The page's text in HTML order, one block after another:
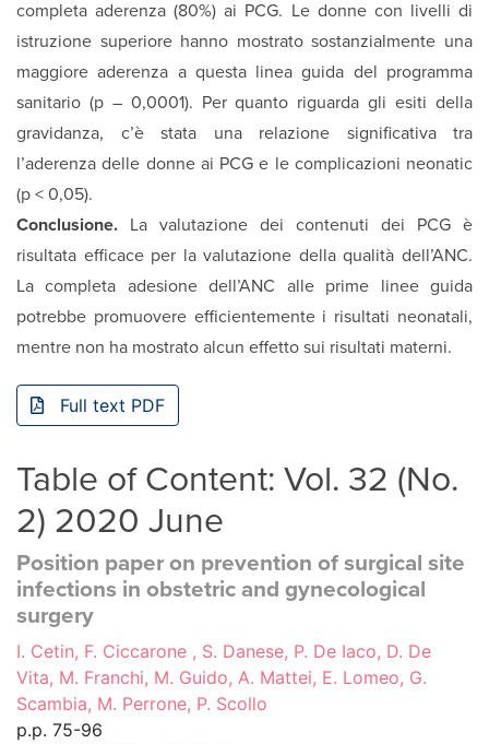
completa aderenza (80%) ai PCG. Le donne con livelli di
istruzione superiore hanno mostrato sostanzialmente una
maggiore aderenza a questa linea guida del programma
sanitario (p – 0,0001). Per quanto riguarda gli esiti della
gravidanza, c’è stata una relazione significativa tra
l’aderenza delle donne ai PCG e le complicazioni neonatic
(p < 0,05).
Conclusione. La valutazione dei contenuti dei PCG è
risultata efficace per la valutazione della qualità dell’ANC.
La completa adesione dell’ANC alle prime linee guida
potrebbe promuovere efficientemente i risultati neonatali,
mentre non ha mostrato alcun effetto sui risultati materni.
Full text PDF
Table of Content: Vol. 32 (No.
2) 2020 June
Position paper on prevention of surgical site
infections in obstetric and gynecological
surgery
I. Cetin, F. Ciccarone , S. Danese, P. De Iaco, D. De
Vita, M. Franchi, M. Guido, A. Mattei, E. Lomeo, G.
Scambia, M. Perrone, P. Scollo
p.p. 75-96